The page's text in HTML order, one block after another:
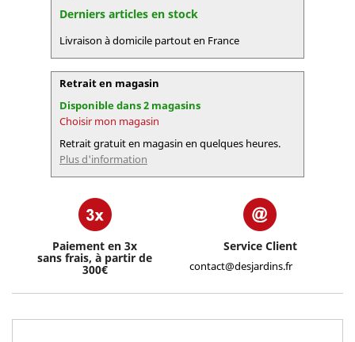
Derniers articles en stock
Livraison à domicile partout en France
Retrait en magasin
Disponible dans 2 magasins
Choisir mon magasin
Retrait gratuit en magasin en quelques heures.
Plus d'information
Paiement en 3x
sans frais, à partir de
300€
Service Client
contact@desjardins.fr